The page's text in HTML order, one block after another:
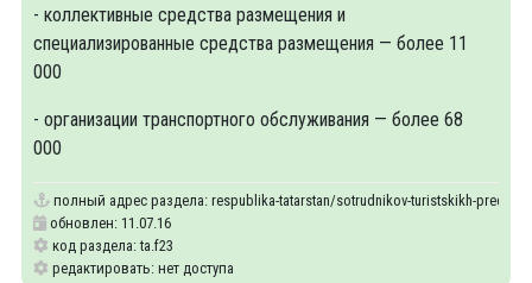
- коллективные средства размещения и
специализированные средства размещения — более 11
000
- организации транспортного обслуживания — более 68
000
полный адрес раздела: respublika-tatarstan/sotrudnikov-turistskikh-
обновлен: 11.07.16
код раздела: ta.f23
редактировать: нет доступа